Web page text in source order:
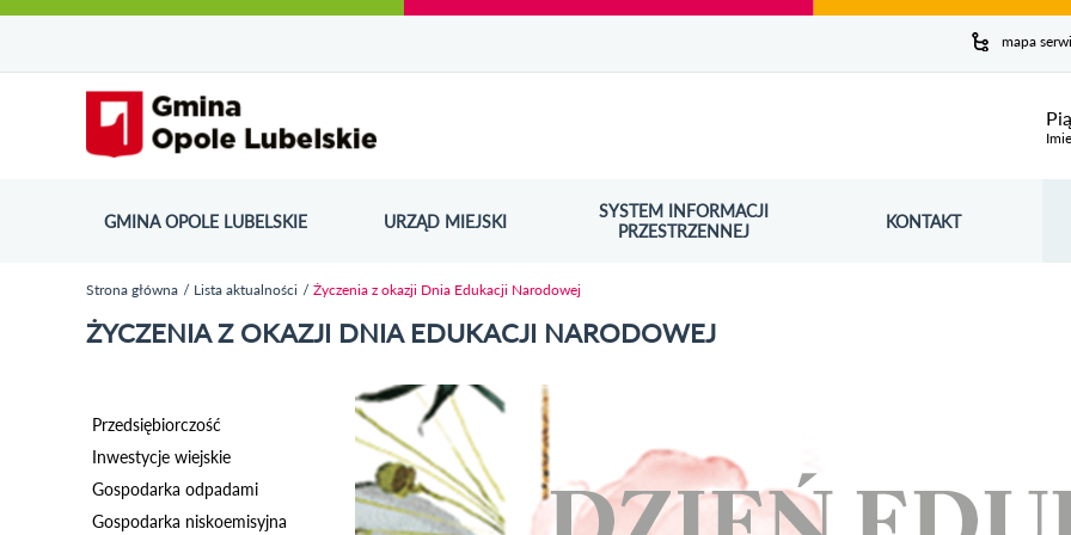
do
strony
do
menu
wyszukiwarki
ścieżki
nawigacyjnej
kategorii
aktualności
do
kalendarza
wydarzeń
do
galerii
do
stopki
mapa
GMINA OPOLE LUBELSKIE URZĄD MIEJSKI
SYSTEM INFORMACJI
PRZESTRZENNEJ
ODNOŚNIK OTWORZY SIĘ W NOWYM OKNIE KONTAKT
Strona główna Lista aktualności Życzenia z okazji Dnia Edukacji Narodowej
ŻYCZENIA Z OKAZJI DNIA EDUKACJI NARODOWEJ
Przedsiębiorczość
Inwestycje wiejskie
Gospodarka odpadami
Gospodarka niskoemisyjna